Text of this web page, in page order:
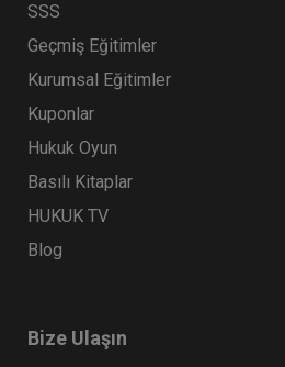
SSS
Geçmiş Eğitimler
Kurumsal Eğitimler
Kuponlar
Hukuk Oyun
Basılı Kitaplar
HUKUK TV
Blog
Bize Ulaşın